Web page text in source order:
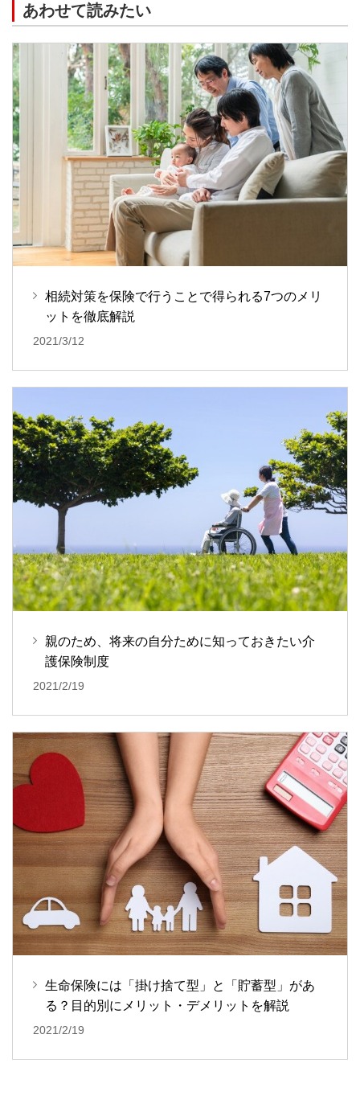
あわせて読みたい
相続対策を保険で行うことで得られる7つのメリ
ットを徹底解説
2021/3/12
親のため、将来の自分ために知っておきたい介
護保険制度
2021/2/19
生命保険には「掛け捨て型」と「貯蓄型」があ
る？目的別にメリット・デメリットを解説
2021/2/19